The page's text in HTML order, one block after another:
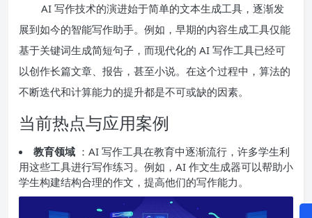
AI 写作技术的演进始于简单的文本生成工具，逐渐发
展到如今的智能写作助手。例如，早期的内容生成工具仅能
基于关键词生成简短句子，而现代化的 AI 写作工具已经可
以创作长篇文章、报告，甚至小说。在这个过程中，算法的
不断迭代和计算能力的提升都是不可或缺的因素。
当前热点与应用案例
教育领域 ：AI 写作工具在教育中逐渐流行，许多学生利
用这些工具进行写作练习。例如，AI 作文生成器可以帮助小
学生构建结构合理的作文，提高他们的写作能力。